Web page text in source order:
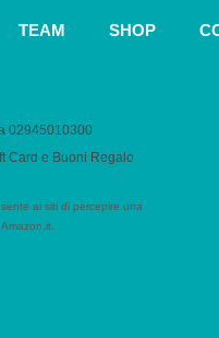
TEAM SHOP
0​2945010300
Card e Buoni Regalo
ai siti di percepire una